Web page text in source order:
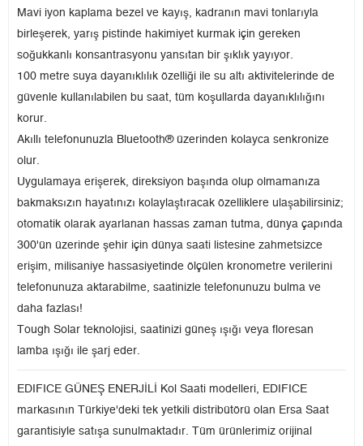
Mavi iyon kaplama bezel ve kayış, kadranın mavi tonlarıyla
birleşerek, yarış pistinde hakimiyet kurmak için gereken
soğukkanlı konsantrasyonu yansıtan bir şıklık yayıyor.
100 metre suya dayanıklılık özelliği ile su altı aktivitelerinde de
güvenle kullanılabilen bu saat, tüm koşullarda dayanıklılığını
korur.
Akıllı telefonunuzla Bluetooth® üzerinden kolayca senkronize
olur.
Uygulamaya erişerek, direksiyon başında olup olmamanıza
bakmaksızın hayatınızı kolaylaştıracak özelliklere ulaşabilirsiniz;
otomatik olarak ayarlanan hassas zaman tutma, dünya çapında
300'ün üzerinde şehir için dünya saati listesine zahmetsizce
erişim, milisaniye hassasiyetinde ölçülen kronometre verilerini
telefonunuza aktarabilme, saatinizle telefonunuzu bulma ve
daha fazlası!
Tough Solar teknolojisi, saatinizi güneş ışığı veya floresan
lamba ışığı ile şarj eder.
EDIFICE GÜNEŞ ENERJİLİ Kol Saati modelleri, EDIFICE
markasının Türkiye'deki tek yetkili distribütörü olan Ersa Saat
garantisiyle satışa sunulmaktadır. Tüm ürünlerimiz orijinal